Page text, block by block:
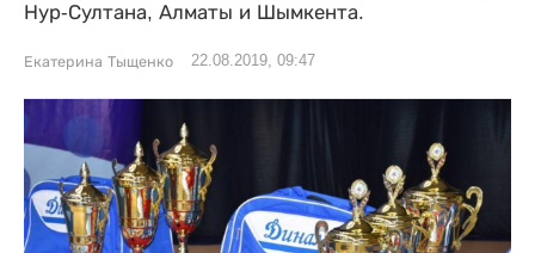
Нур-Султана, Алматы и Шымкента.
Екатерина Тыщенко 22.08.2019, 09:47